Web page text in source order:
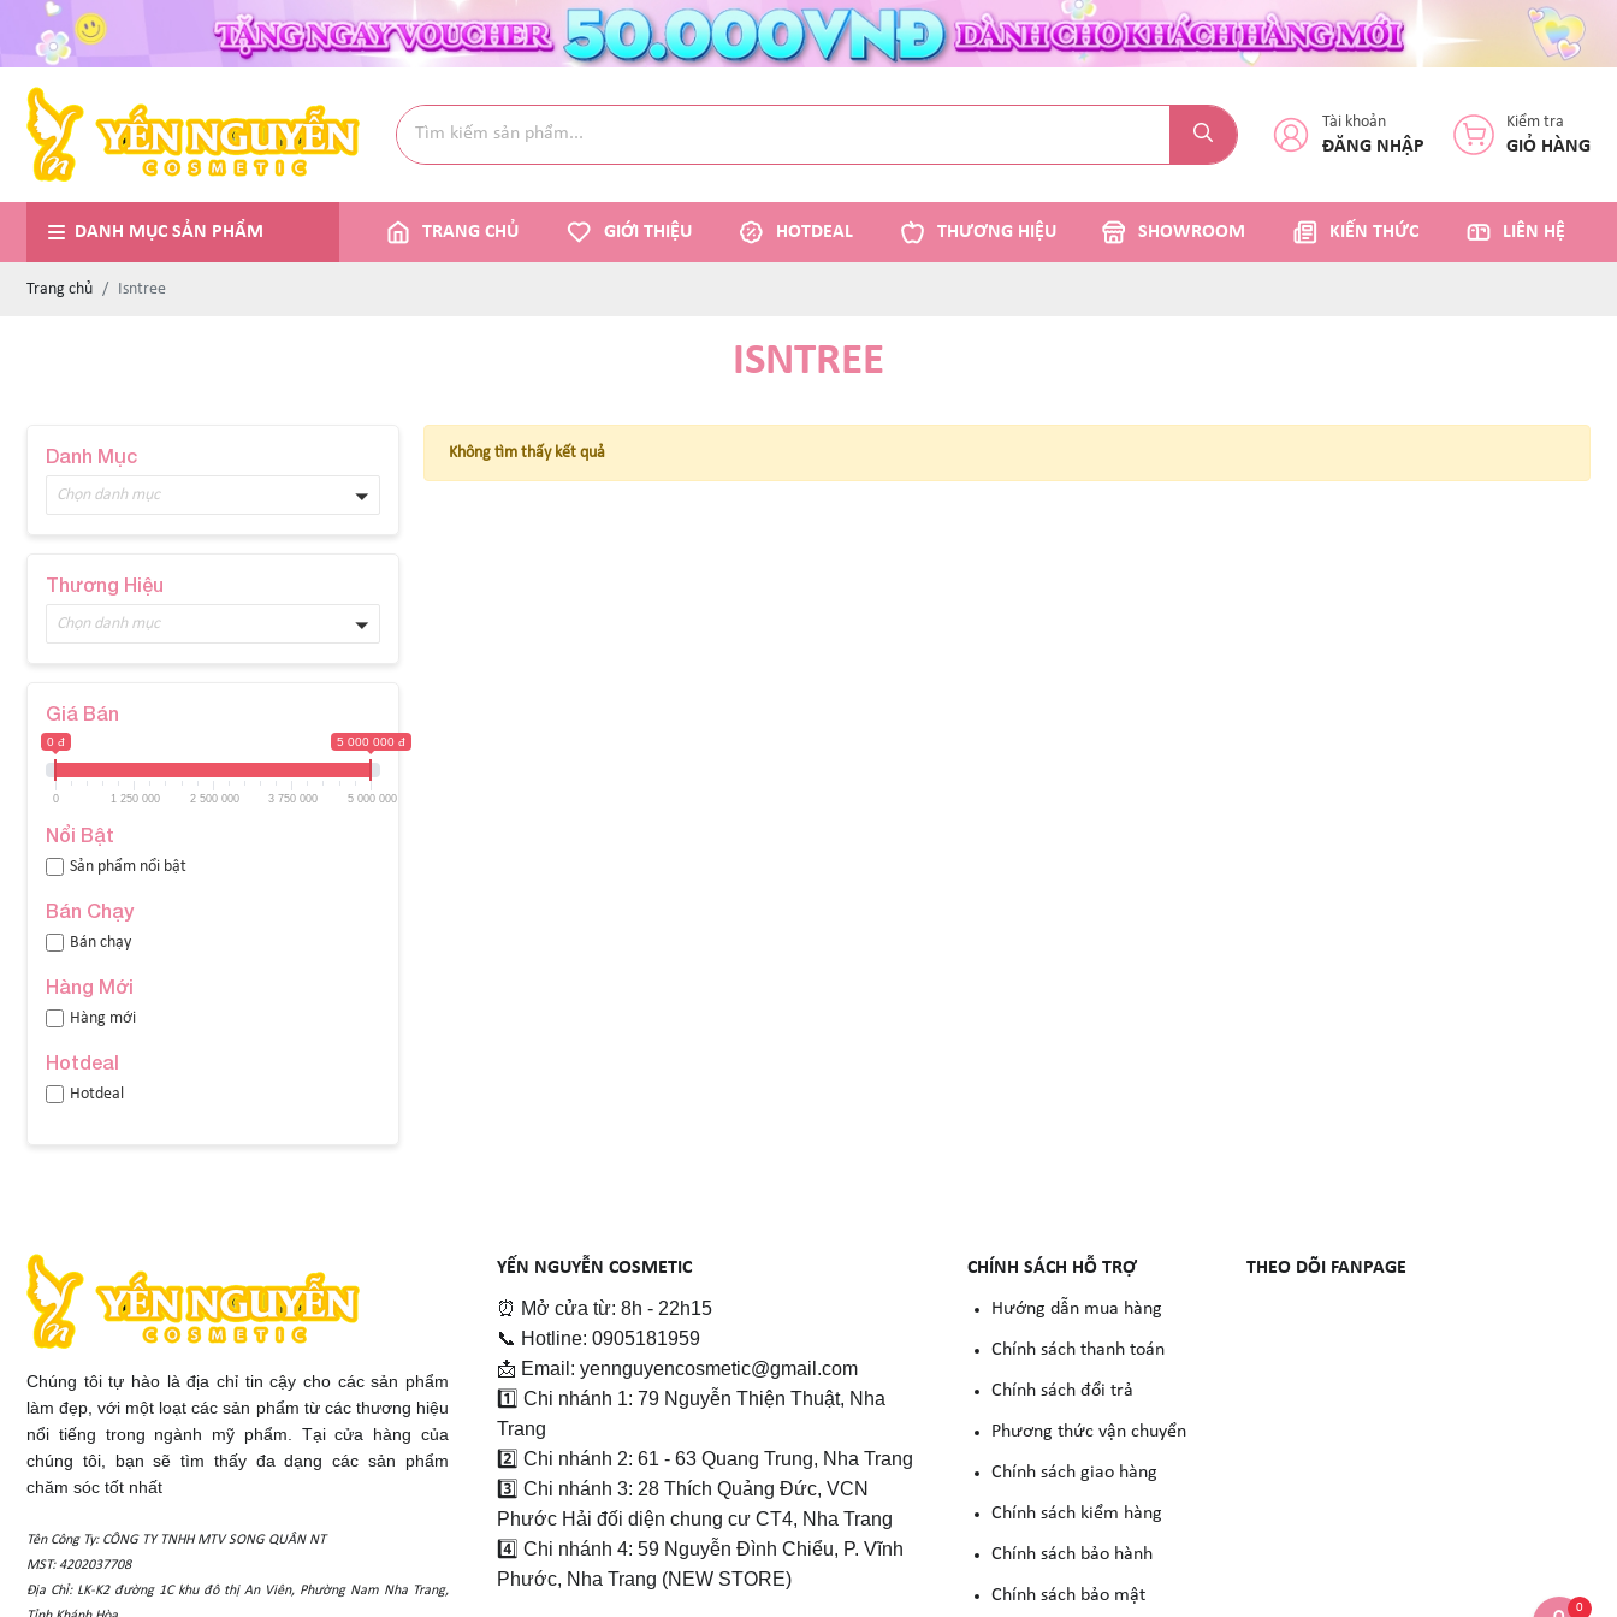
Tài khoản
ĐĂNG NHẬP
Kiểm tra
GIỎ HÀNG
DANH MỤC SẢN PHẨM TRANG CHỦ GIỚI THIỆU HOTDEAL THƯƠNG HIỆU SHOWROOM KIẾN THỨC LIÊN HỆ
Trang chủ Isntree
ISNTREE
Danh Mục
Chọn danh mục
Thương Hiệu
Chọn danh mục
Giá Bán
0 đ 5 000 000 đ
0 1 250 000 2 500 000 3 750 000 5 000 000
Nổi Bật
Sản phẩm nổi bật
Bán Chạy
Bán chạy
Hàng Mới
Hàng mới
Hotdeal
Hotdeal
Không tìm thấy kết quả
Chúng tôi tự hào là địa chỉ tin cậy cho các sản phẩm
làm đẹp, với một loạt các sản phẩm từ các thương hiệu
nổi tiếng trong ngành mỹ phẩm. Tại cửa hàng của
chúng tôi, bạn sẽ tìm thấy đa dạng các sản phẩm
chăm sóc tốt nhất
Tên Công Ty: CÔNG TY TNHH MTV SONG QUÂN NT
MST: 4202037708
Địa Chỉ: LK-K2 đường 1C khu đô thị An Viên, Phường Nam Nha Trang,
YẾN NGUYỄN COSMETIC
⏰ Mở cửa từ: 8h - 22h15
📞 Hotline: 0905181959
📩 Email: yennguyencosmetic@gmail.com
1️⃣ Chi nhánh 1: 79 Nguyễn Thiện Thuật, Nha
Trang
2️⃣ Chi nhánh 2: 61 - 63 Quang Trung, Nha Trang
3️⃣ Chi nhánh 3: 28 Thích Quảng Đức, VCN
Phước Hải đối diện chung cư CT4, Nha Trang
4️⃣ Chi nhánh 4: 59 Nguyễn Đình Chiểu, P. Vĩnh
Phước, Nha Trang (NEW STORE)
CHÍNH SÁCH HỖ TRỢ
Hướng dẫn mua hàng
Chính sách thanh toán
Chính sách đổi trả
Phương thức vận chuyển
Chính sách giao hàng
Chính sách kiểm hàng
Chính sách bảo hành
Chính sách bảo mật
THEO DÕI FANPAGE
0